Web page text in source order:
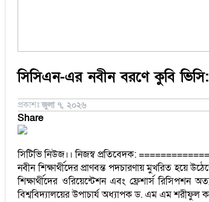
সিসিএন-এর নবীন বরণে কুবি
প্রকাশঃজুলা ৭, ২০২৬
Share
সিটিভি নিউজ।। নিজস্ব প্রতিবেদক:
নবীন শিক্ষার্থীদের প্রাণবন্ত পদচারণায় মুখরিত হয়ে
শিক্ষার্থীদের ওরিয়েন্টেশন এবং ফ্রেশার্স
বিশ্ববিদ্যালয়ের উপাচার্য অধ্যাপক ড. এম এম শরীফুল